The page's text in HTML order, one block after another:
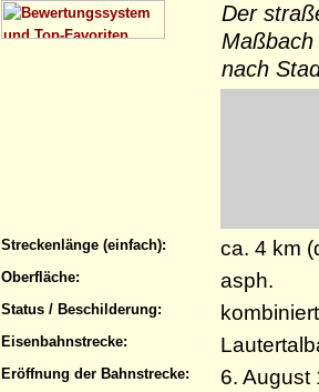
Der
Maßbach
nach
Streckenlänge (einfach): ca. 4 km
Oberfläche: asph.
Status / Beschilderung:
Eisenbahnstrecke:
Eröffnung der Bahnstrecke: 6. August